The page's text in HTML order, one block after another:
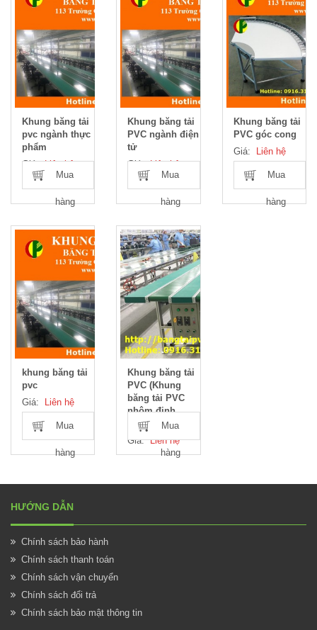
Khung băng tải
pvc ngành thực
phẩm
Giá:Liên hệ
Mua
hàng
Khung băng tải
PVC ngành điện
tử
Giá:Liên hệ
Mua
hàng
Khung băng tải
PVC góc cong
Giá:
Liên hệ
Mua
hàng
khung băng tải
pvc
Giá:
Liên hệ
Mua
hàng
Khung băng tải
PVC (Khung
băng tải PVC
nhôm định
hình)
Giá:Liên hệ
Mua
hàng
HƯỚNG DẪN
Chính sách bảo hành
Chính sách thanh toán
Chính sách vận chuyển
Chính sách đổi trả
Chính sách bảo mật thông tin